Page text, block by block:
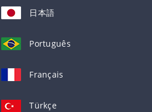
日本語
Português
Français
Türkçe